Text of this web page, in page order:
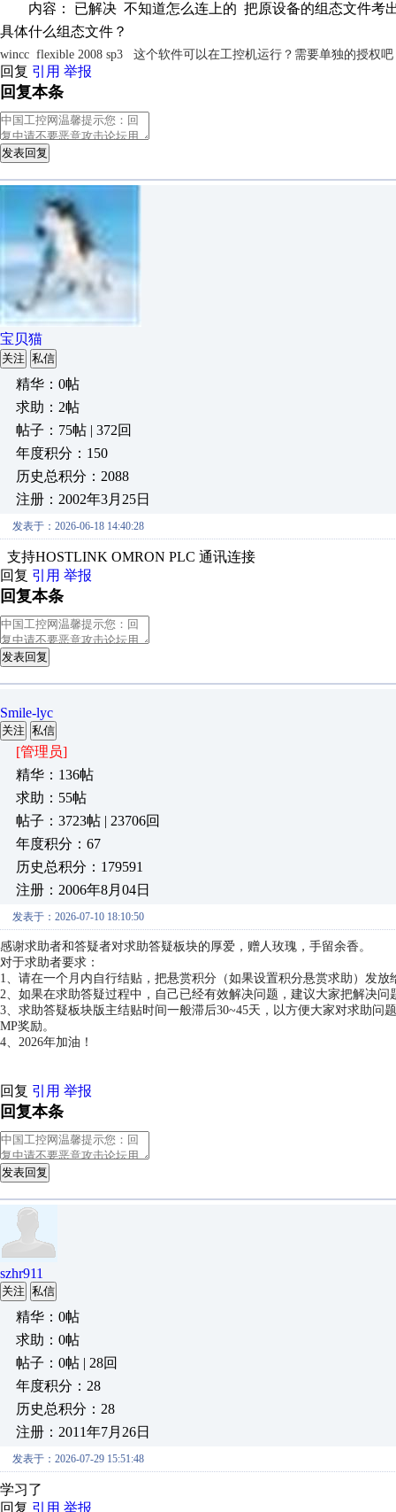
内容： 已解决 不知道怎么连上的 把原设备的组态文件考
具体什么组态文件？
wincc flexible 2008 sp3 这个软件可以在工控机运行？需要单独的授权吧
回复 引用 举报
回复本条
发表回复
宝贝猫
关注 私信
精华：0帖
求助：2帖
帖子：75帖 | 372回
年度积分：150
历史总积分：2088
注册：2002年3月25日
发表于：2026-06-18 14:40:28
支持HOSTLINK OMRON PLC 通讯连接
回复 引用 举报
回复本条
发表回复
Smile-lyc
关注 私信
[管理员]
精华：136帖
求助：55帖
帖子：3723帖 | 23706回
年度积分：67
历史总积分：179591
注册：2006年8月04日
发表于：2026-07-10 18:10:50
感谢求助者和答疑者对求助答疑板块的厚爱，赠人玫瑰，手留余香。
对于求助者要求：
1、请在一个月内自行结贴，把悬赏积分（如果设置积分悬赏求助）发放
2、如果在求助答疑过程中，自己已经有效解决问题，建议大家把解决
3、求助答疑板块版主结贴时间一般滞后30~45天，以方便大家对求助
MP奖励。
4、2026年加油！
回复 引用 举报
回复本条
发表回复
szhr911
关注 私信
精华：0帖
求助：0帖
帖子：0帖 | 28回
年度积分：28
历史总积分：28
注册：2011年7月26日
发表于：2026-07-29 15:51:48
学习了
回复 引用 举报